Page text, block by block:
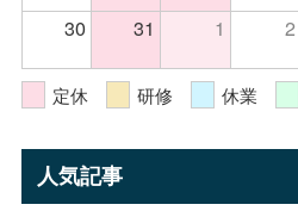
30
31 1 2
定休 研修 休業
人気記事